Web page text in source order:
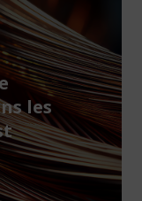
les